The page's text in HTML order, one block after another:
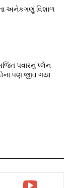
અનેકગણું વિશાળ
પવારનું પ્લેન
પણ જીવ ગયા